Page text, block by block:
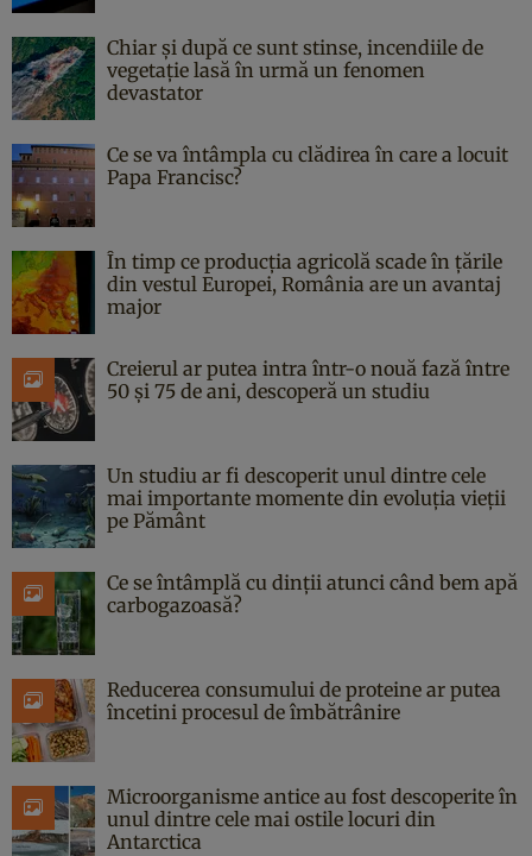
Chiar și după ce sunt stinse, incendiile de
vegetație lasă în urmă un fenomen
devastator
Ce se va întâmpla cu clădirea în care a locuit
Papa Francisc?
În timp ce producția agricolă scade în țările
din vestul Europei, România are un avantaj
major
Creierul ar putea intra într-o nouă fază între
50 și 75 de ani, descoperă un studiu
Un studiu ar fi descoperit unul dintre cele
mai importante momente din evoluția vieții
pe Pământ
Ce se întâmplă cu dinții atunci când bem apă
carbogazoasă?
Reducerea consumului de proteine ar putea
încetini procesul de îmbătrânire
Microorganisme antice au fost descoperite în
unul dintre cele mai ostile locuri din
Antarctica